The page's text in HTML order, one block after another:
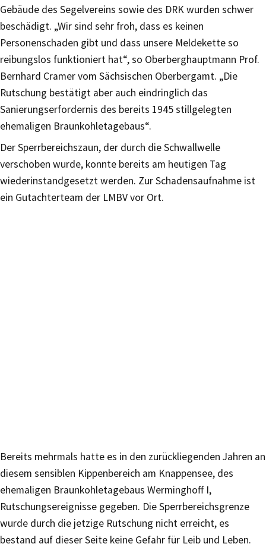
Gebäude des Segelvereins sowie des DRK wurden schwer
beschädigt. „Wir sind sehr froh, dass es keinen
Personenschaden gibt und dass unsere Meldekette so
reibungslos funktioniert hat“, so Oberberghauptmann Prof.
Bernhard Cramer vom Sächsischen Oberbergamt. „Die
Rutschung bestätigt aber auch eindringlich das
Sanierungserfordernis des bereits 1945 stillgelegten
ehemaligen Braunkohletagebaus“.
Der Sperrbereichszaun, der durch die Schwallwelle
verschoben wurde, konnte bereits am heutigen Tag
wiederinstandgesetzt werden. Zur Schadensaufnahme ist
ein Gutachterteam der LMBV vor Ort.
Bereits mehrmals hatte es in den zurückliegenden Jahren an
diesem sensiblen Kippenbereich am Knappensee, des
ehemaligen Braunkohletagebaus Werminghoff I,
Rutschungsereignisse gegeben. Die Sperrbereichsgrenze
wurde durch die jetzige Rutschung nicht erreicht, es
bestand auf dieser Seite keine Gefahr für Leib und Leben.